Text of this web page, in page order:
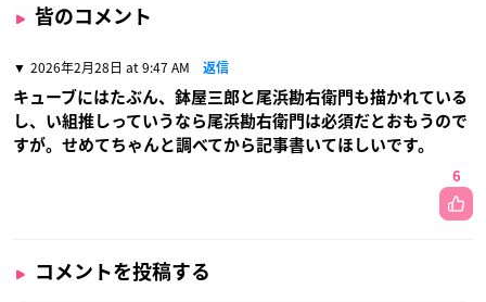
皆のコメント
2026年2月28日 at 9:47 AM 返信
キューブにはたぶん、鉢屋三郎と尾浜勘右衛門も描かれている
し、い組推しっていうなら尾浜勘右衛門は必須だとおもうので
すが。せめてちゃんと調べてから記事書いてほしいです。
6
コメントを投稿する